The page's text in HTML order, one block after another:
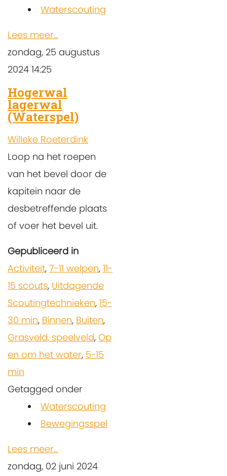
Waterscouting
Lees meer...
zondag, 25 augustus
2024 14:25
Hogerwal
lagerwal
(Waterspel)
Willeke Roeterdink
Loop na het roepen
van het bevel door de
kapitein naar de
desbetreffende plaats
of voer het bevel uit.
Gepubliceerd in
Activiteit, 7-11 welpen, 11-
15 scouts, Uitdagende
Scoutingtechnieken, 15-
30 min, Binnen, Buiten,
Grasveld, speelveld, Op
en om het water, 5-15
min
Getagged onder
Waterscouting
Bewegingsspel
Lees meer...
zondag, 02 juni 2024